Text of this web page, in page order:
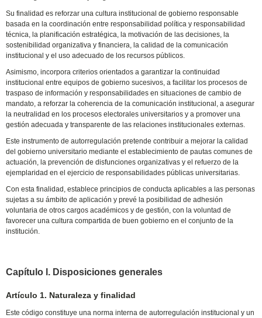
Su finalidad es reforzar una cultura institucional de gobierno responsable
basada en la coordinación entre responsabilidad política y responsabilidad
técnica, la planificación estratégica, la motivación de las decisiones, la
sostenibilidad organizativa y financiera, la calidad de la comunicación
institucional y el uso adecuado de los recursos públicos.
Asimismo, incorpora criterios orientados a garantizar la continuidad
institucional entre equipos de gobierno sucesivos, a facilitar los procesos de
traspaso de información y responsabilidades en situaciones de cambio de
mandato, a reforzar la coherencia de la comunicación institucional, a asegurar
la neutralidad en los procesos electorales universitarios y a promover una
gestión adecuada y transparente de las relaciones institucionales externas.
Este instrumento de autorregulación pretende contribuir a mejorar la calidad
del gobierno universitario mediante el establecimiento de pautas comunes de
actuación, la prevención de disfunciones organizativas y el refuerzo de la
ejemplaridad en el ejercicio de responsabilidades públicas universitarias.
Con esta finalidad, establece principios de conducta aplicables a las personas
sujetas a su ámbito de aplicación y prevé la posibilidad de adhesión
voluntaria de otros cargos académicos y de gestión, con la voluntad de
favorecer una cultura compartida de buen gobierno en el conjunto de la
institución.
Capítulo l. Disposiciones generales
Artículo 1. Naturaleza y finalidad
Este código constituye una norma interna de autorregulación institucional y un